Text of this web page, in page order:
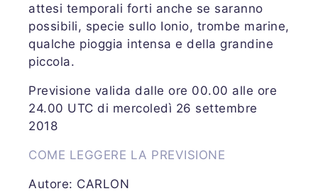
attesi temporali forti anche se saranno
possibili, specie sullo Ionio, trombe marine,
qualche pioggia intensa e della grandine
piccola.
Previsione valida dalle ore 00.00 alle ore
24.00 UTC di mercoledì 26 settembre
2018
COME LEGGERE LA PREVISIONE
Autore: CARLON